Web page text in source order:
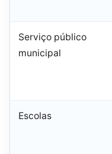
Serviço público
municipal
Escolas